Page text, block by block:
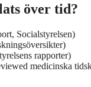
över tid?
Socialstyrelsen)
rapporter)
medicinska